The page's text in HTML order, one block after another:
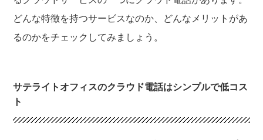
どんな特徴を持つサービスなのか、どんなメリットがあ
るのかをチェックしてみましょう。
サテライトオフィスのクラウド電話はシンプルで低コス
ト